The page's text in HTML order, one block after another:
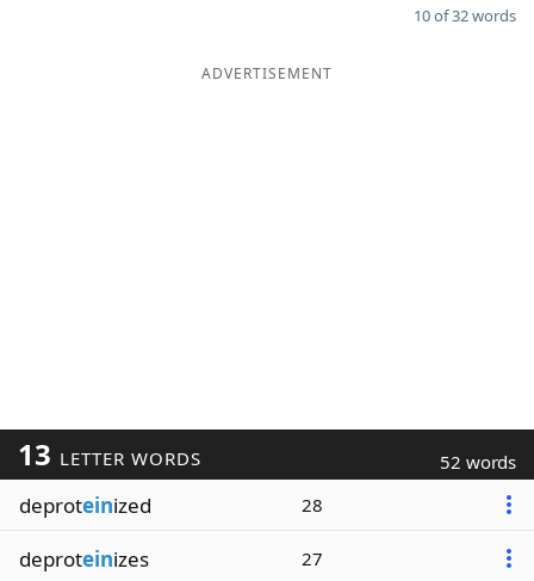
10 of 32 words
ADVERTISEMENT
13 LETTER WORDS 52 words
deproteinized 28
deproteinizes 27